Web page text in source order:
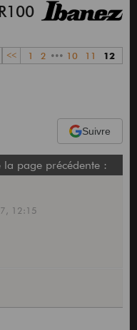
<< 1 2 ••• 10 11 12
Suivre
page précédente :
12:15